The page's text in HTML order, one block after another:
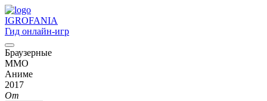
IGROFANIA
Гид онлайн-игр
Браузерные
MMO
Аниме
2017
От